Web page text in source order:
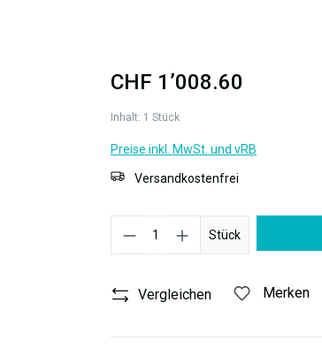
CHF 1’008.60
Inhalt: 1 Stück
Preise inkl. MwSt. und vRB
Versandkostenfrei
Stück
Vergleichen Merken